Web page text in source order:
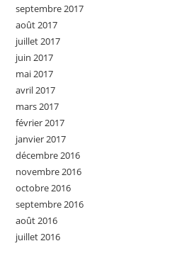
septembre 2017
août 2017
juillet 2017
juin 2017
mai 2017
avril 2017
mars 2017
février 2017
janvier 2017
décembre 2016
novembre 2016
octobre 2016
septembre 2016
août 2016
juillet 2016